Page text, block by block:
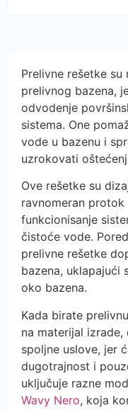
Prelivne rešetke su
prelivnog bazena,
odvodenje
sistema. One
vode u bazenu i
uzrokovati
Ove rešetke su
ravnomeran
funkcionisanje
čistoće vode.
prelivne rešetke
bazena, uklapajući
oko bazena.
Kada birate
na materijal
spoljne uslove, jer
dugotrajnost i
uključuje razne
Wavy Nero, koja